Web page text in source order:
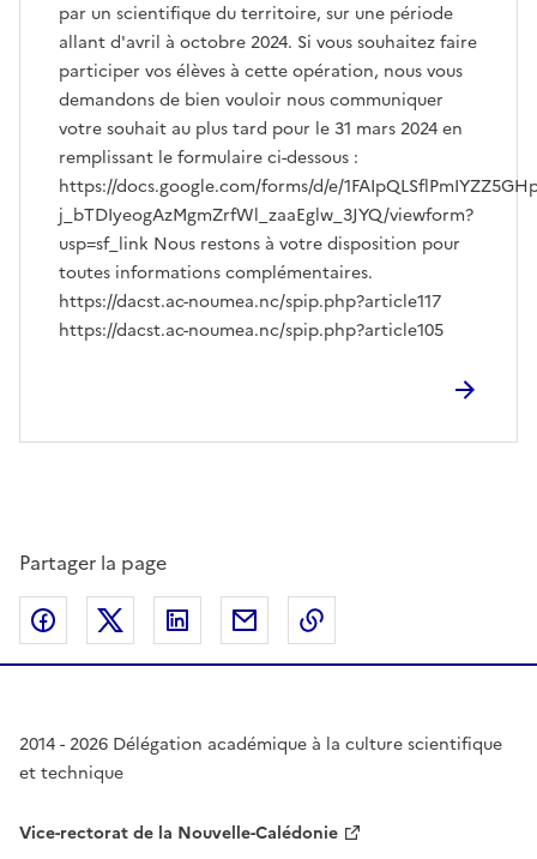
par un scientifique du territoire, sur une période
allant d'avril à octobre 2024. Si vous souhaitez faire
participer vos élèves à cette opération, nous vous
demandons de bien vouloir nous communiquer
votre souhait au plus tard pour le 31 mars 2024 en
remplissant le formulaire ci-dessous :
https://docs.google.com/forms/d/e/
j_bTDIyeogAzMgmZrfWl_zaaEglw_3JYQ/viewform?
usp=sf_link Nous restons à votre disposition pour
toutes informations complémentaires.
https://dacst.ac-noumea.nc/spip.php?article117
https://dacst.ac-noumea.nc/spip.php?article105
Partager la page
Partager sur Facebook
Partager sur Twitter
Partager sur LinkedIn
Partager par email
2014 - 2026 Délégation académique à la culture scientifique
et technique
Vice-rectorat de la Nouvelle-Calédonie